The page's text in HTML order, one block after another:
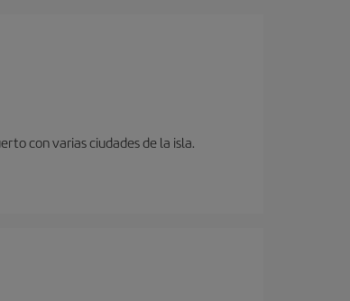
con varias ciudades de la isla.